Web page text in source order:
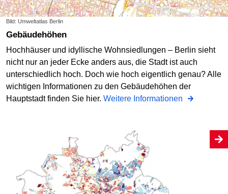
Bild: Umweltatlas Berlin
Gebäudehöhen
Hochhäuser und idyllische Wohnsiedlungen – Berlin sieht
nicht nur an jeder Ecke anders aus, die Stadt ist auch
unterschiedlich hoch. Doch wie hoch eigentlich genau? Alle
wichtigen Informationen zu den Gebäudehöhen der
Hauptstadt finden Sie hier. Weitere Informationen